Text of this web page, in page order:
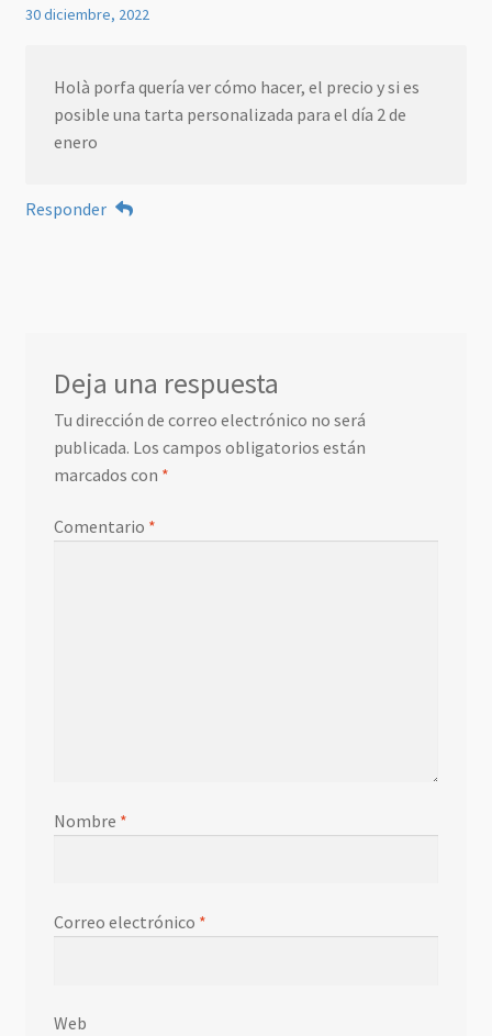
30 diciembre, 2022
Holà porfa quería ver cómo hacer, el precio y si es
posible una tarta personalizada para el día 2 de
enero
Responder
Deja una respuesta
Tu dirección de correo electrónico no será
publicada. Los campos obligatorios están
marcados con *
Comentario *
Nombre *
Correo electrónico *
Web